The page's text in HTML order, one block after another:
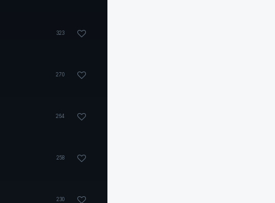
323
270
264
258
230